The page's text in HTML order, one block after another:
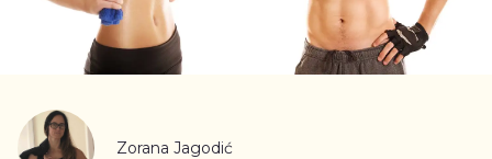
Zorana Jagodić